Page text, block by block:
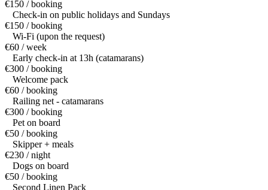
€150 / booking
Check-in on public holidays and Sundays
€150 / booking
Wi-Fi (upon the request)
€60 / week
Early check-in at 13h (catamarans)
€300 / booking
Welcome pack
€60 / booking
Railing net - catamarans
€300 / booking
Pet on board
€50 / booking
Skipper + meals
€230 / night
Dogs on board
€50 / booking
Second Linen Pack